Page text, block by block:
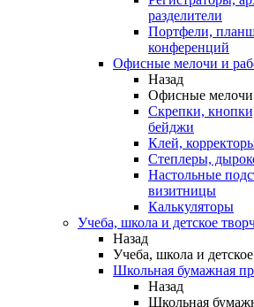
разделители
Портфели,
конференций
Офисные мелочи и
Назад
Офисные мелочи
Скрепки,
бейджи
Клей,
Степлеры,
Настольные
визитницы
Калькуляторы
Учеба, школа и детское
Назад
Учеба, школа и
Школьная бумажная
Назад
Школьная